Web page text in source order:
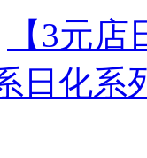
【3元店
日化系